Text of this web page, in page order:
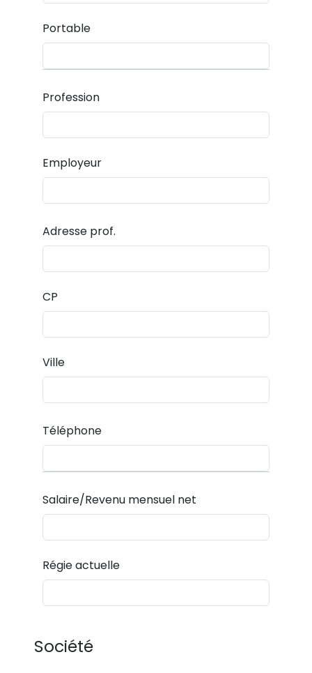
Portable
Profession
Employeur
Adresse prof.
CP
Ville
Téléphone
Salaire/Revenu mensuel net
Régie actuelle
Société